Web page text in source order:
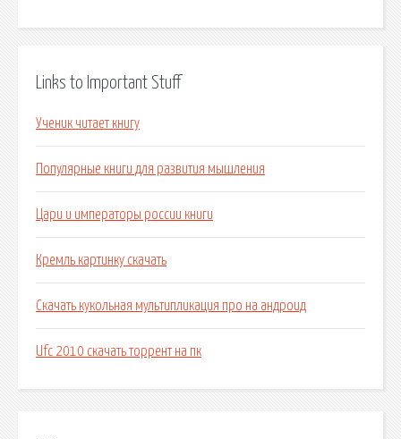
Links to Important Stuff
Ученик читает книгу
Популярные книги для развития мышления
Цари и императоры россии книги
Кремль картинку скачать
Скачать кукольная мультипликация про на андроид
Ufc 2010 скачать торрент на пк